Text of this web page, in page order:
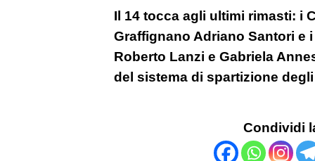
Il 14 tocca agli ultimi rimasti: i
Graffignano Adriano Santori e
Roberto Lanzi e Gabriela
del sistema di spartizione
Condividi